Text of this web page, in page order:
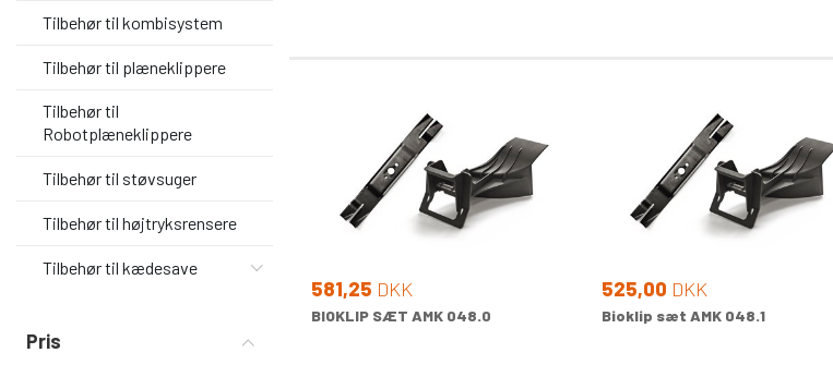
Tilbehør til kombisystem
Tilbehør til plæneklippere
Tilbehør til
Robotplæneklippere
Tilbehør til støvsuger
Tilbehør til højtryksrensere
Tilbehør til kædesave
581,25 DKK
BIOKLIP SÆT AMK 048.0
525,00 DKK
Bioklip sæt AMK 048.1
Pris